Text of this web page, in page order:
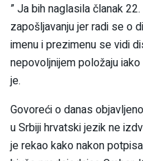
” Ja bih naglasila članak
zapošljavanju jer radi se o
imenu i prezimenu se vidi
nepovoljnijem položaju
je.
Govoreći o danas
u Srbiji hrvatski jezik ne
je rekao kako nakon